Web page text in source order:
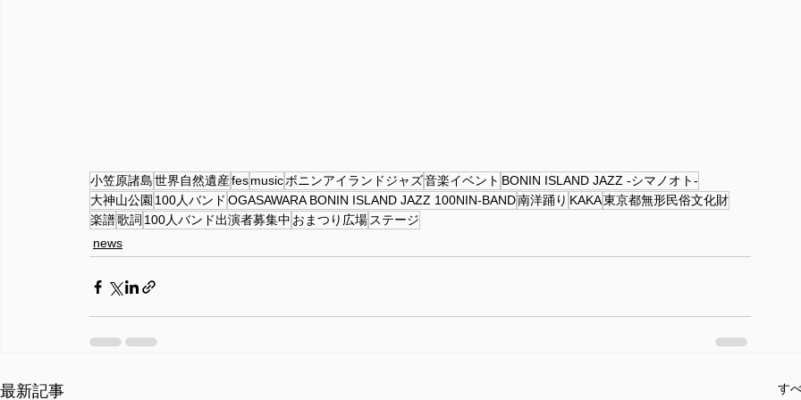
小笠原諸島世界自然遺産fesmusicボニンアイランドジャズ音楽イベント BONIN ISLAND JAZZ -シマノオト-
大神山公園 100人バンド OGASAWARA BONIN ISLAND JAZZ 100NIN-BAND南洋踊り KAKA東京都無形民俗文化財
楽譜歌詞 100人バンド出演者募集中 おまつり広場ステージ
news
最新記事 す